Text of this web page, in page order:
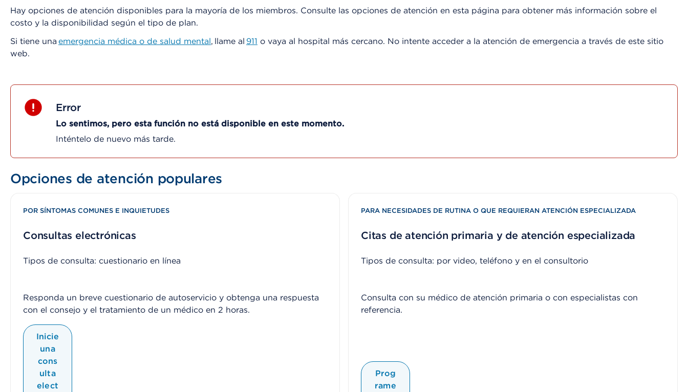
Hay opciones de atención disponibles para la mayoría de los miembros. Consulte las opciones de atención en esta página para obtener más información sobre el
costo y la disponibilidad según el tipo de plan.
Si tiene una emergencia médica o de salud mental, llame al 911 o vaya al hospital más cercano. No intente acceder a la atención de emergencia a través de este sitio
web.
Error
Lo sentimos, pero esta función no está disponible en este momento.
Inténtelo de nuevo más tarde.
Opciones de atención populares
POR SÍNTOMAS COMUNES E INQUIETUDES
Consultas electrónicas
Tipos de consulta: cuestionario en línea
Responda un breve cuestionario de autoservicio y obtenga una respuesta
con el consejo y el tratamiento de un médico en 2 horas​.
Inicie
una
cons
ulta
elect
PARA NECESIDADES DE RUTINA O QUE REQUIERAN ATENCIÓN ESPECIALIZADA
Citas de atención primaria y de atención especializada
Tipos de consulta: por video, teléfono y en el consultorio
Consulta con su médico de atención primaria o con especialistas con
referencia.
Prog
rame